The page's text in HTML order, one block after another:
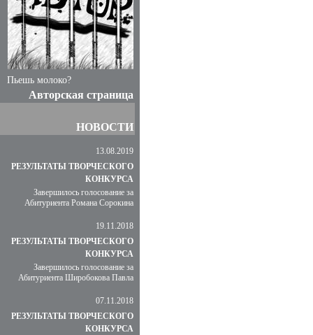
Пьешь молоко?
Авторская страница
НОВОСТИ
13.08.2019
РЕЗУЛЬТАТЫ ТВОРЧЕСКОГО
КОНКУРСА
Завершилось голосование за
Абитуриента Романа Сорокина
19.11.2018
РЕЗУЛЬТАТЫ ТВОРЧЕСКОГО
КОНКУРСА
Завершилось голосование за
Абитуриента Широбокова Павла
07.11.2018
РЕЗУЛЬТАТЫ ТВОРЧЕСКОГО
КОНКУРСА